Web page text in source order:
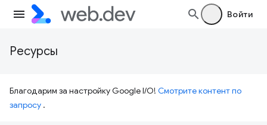
Войти
Ресурсы
Благодарим за настройку Google I/O! Смотрите контент по
запросу .